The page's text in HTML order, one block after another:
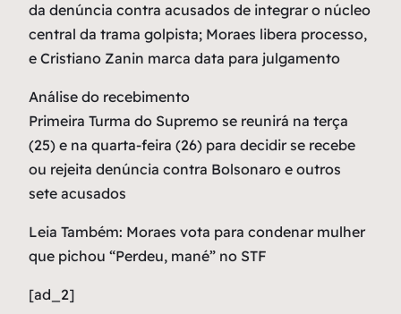
da denúncia contra acusados de integrar o núcleo
central da trama golpista; Moraes libera processo,
e Cristiano Zanin marca data para julgamento
Análise do recebimento
Primeira Turma do Supremo se reunirá na terça
(25) e na quarta-feira (26) para decidir se recebe
ou rejeita denúncia contra Bolsonaro e outros
sete acusados
Leia Também: Moraes vota para condenar mulher
que pichou “Perdeu, mané” no STF
[ad_2]